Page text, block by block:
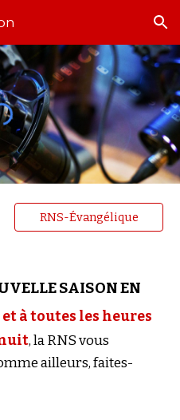
Skip to navigation
RNS-Évangélique
SAISON EN
et à toutes les heures
nuit, la RNS vous
ailleurs, faites-